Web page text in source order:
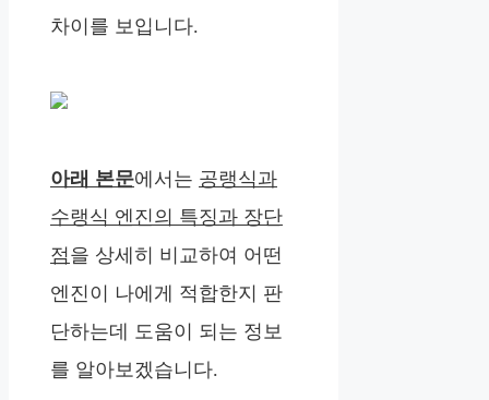
차이를 보입니다.
아래 본문에서는 공랭식과
수랭식 엔진의 특징과 장단
점을 상세히 비교하여 어떤
엔진이 나에게 적합한지 판
단하는데 도움이 되는 정보
를 알아보겠습니다.